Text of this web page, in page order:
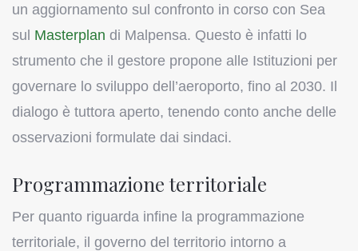
un aggiornamento sul confronto in corso con Sea
sul Masterplan di Malpensa. Questo è infatti lo
strumento che il gestore propone alle Istituzioni per
governare lo sviluppo dell’aeroporto, fino al 2030. Il
dialogo è tuttora aperto, tenendo conto anche delle
osservazioni formulate dai sindaci.
Programmazione territoriale
Per quanto riguarda infine la programmazione
territoriale, il governo del territorio intorno a